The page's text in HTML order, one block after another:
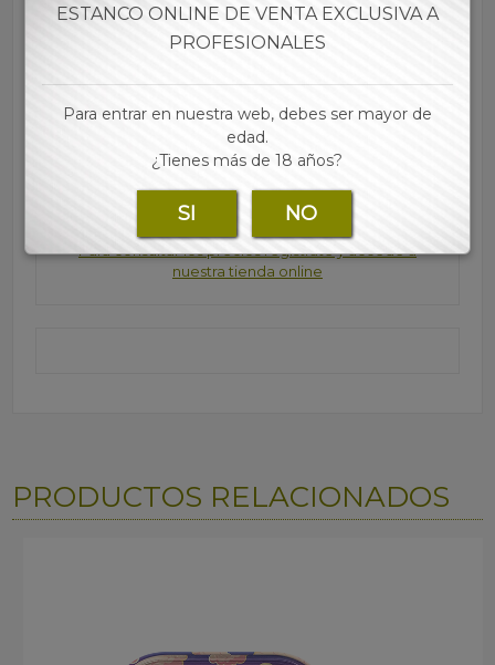
· Medidas (12x7x3cm)
· Permite guardar tus sábanas, filtros y mechero
· A prueba de olores y resistente al agua
Para consultar los precios regístrate y accede a
nuestra tienda online
PRODUCTOS RELACIONADOS
ESTANCO ONLINE DE VENTA EXCLUSIVA A
PROFESIONALES
Para entrar en nuestra web, debes ser mayor de
edad.
¿Tienes más de 18 años?
SI NO